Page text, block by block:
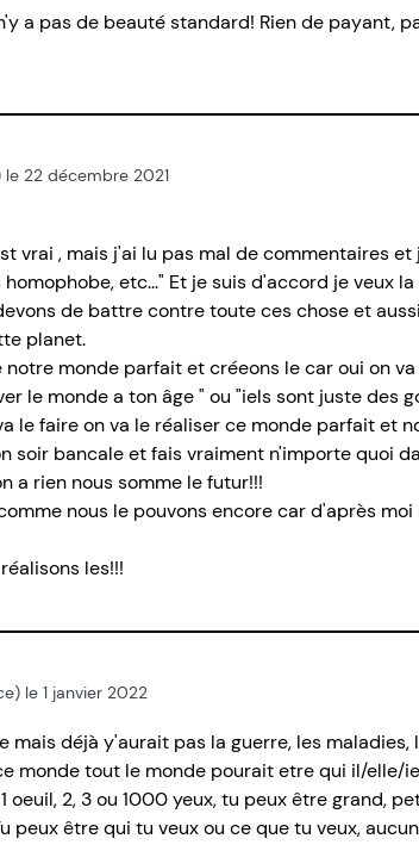
a pas de beauté standard! Rien de payant,
22 décembre 2021
vrai , mais j'ai lu pas mal de commentaires
etc..." Et je suis d'accord je veux
de battre contre toute ces chose et
planet.
monde parfait et créeons le car oui on
le monde a ton âge " ou "iels sont juste des
le faire on va le réaliser ce monde parfait et
soir bancale et fais vraiment n'importe quoi
a rien nous somme le futur!!!
nous le pouvons encore car d'après
les!!!
le 1 janvier 2022
déjà y'aurait pas la guerre, les maladies,
monde tout le monde pourait etre qui il/elle/
oeuil, 2, 3 ou 1000 yeux, tu peux être grand,
peux être qui tu veux ou ce que tu veux,